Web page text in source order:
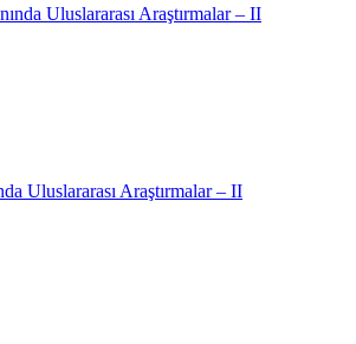
Uluslararası Araştırmalar – II